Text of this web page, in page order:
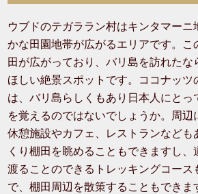
ウブドのテガララン村はキンタマーニ
かな田園地帯が広がるエリアです。こ
田が広がっており、バリ島を訪れたな
ほしい絶景スポットです。ココナッツ
は、バリ島らしくもあり日本人にとっ
を覚えるのではないでしょうか。周辺
休憩施設やカフェ、レストランなども
くり棚田を眺めることもできますし
渡ることのできるトレッキングコース
で、棚田周辺を散策することもできま